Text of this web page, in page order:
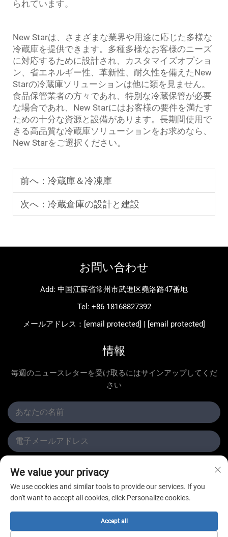
られています。
New Starは、さまざまな業界や用途に応じた多様な
冷蔵庫を提供できます。多種多様なお客様のニーズ
に対応するために設計され、カスタマイズオプショ
ン、省エネルギー性、革新性、耐久性を備えたNew
Starの冷蔵庫ソリューションは他に類を見ません。
食品保管業者の方々であれ、特別な冷蔵保管が必要
な場合であれ、New Starにはお客様の要件を満たす
ための十分な資源と設備があります。長期間使用で
きる高品質な冷蔵庫ソリューションをお求めなら、
New Starをご選択ください。
前へ： 冷蔵庫＆冷凍庫
次へ： 冷蔵倉庫の設計と建設
お問い合わせ
Add: 中国江蘇省常州市武進区堯洛路47番地
Tel: +86 18168827392
メールアドレス： [email protected] | [email protected]
情報
毎週のニュースレターを受け取るにはサインアップしてくだ
さい
提出する
We value your privacy
We use cookies and similar tools to provide our services. If you
don't want to accept all cookies, click Personalize cookies.
Accept all